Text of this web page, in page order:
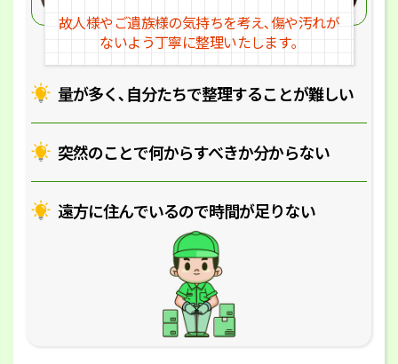
量が多く､自分たちで整理することが難しい
突然のことで何からすべきか分からない
遠方に住んでいるので時間が足りない
故人様やご遺族様の気持ちを考え､傷や汚れが
ないよう丁寧に整理いたします｡